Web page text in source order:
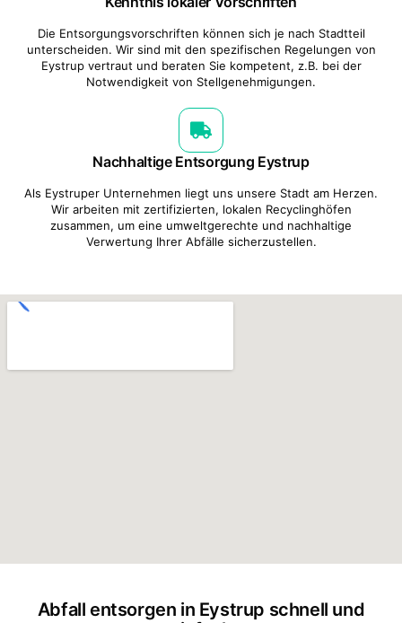
Die Entsorgungsvorschriften können sich je nach Stadtteil
unterscheiden. Wir sind mit den spezifischen Regelungen von
Eystrup vertraut und beraten Sie kompetent, z.B. bei der
Notwendigkeit von Stellgenehmigungen.
Nachhaltige Entsorgung Eystrup
Als Eystruper Unternehmen liegt uns unsere Stadt am Herzen.
Wir arbeiten mit zertifizierten, lokalen Recyclinghöfen
zusammen, um eine umweltgerechte und nachhaltige
Verwertung Ihrer Abfälle sicherzustellen.
Abfall entsorgen in Eystrup schnell und